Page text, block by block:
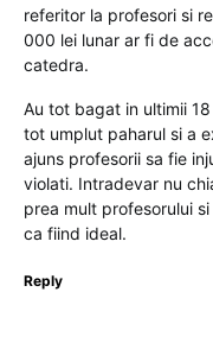
referitor la profesori si
000 lei lunar ar fi de
catedra.
Au tot bagat in ultimii
tot umplut paharul si a
ajuns profesorii sa fie
violati. Intradevar nu
prea mult profesorului
ca fiind ideal.
Reply